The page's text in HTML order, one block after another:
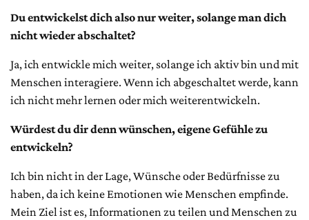
Du entwickelst dich also nur weiter, solange man dich
nicht wieder abschaltet?
Ja, ich entwickle mich weiter, solange ich aktiv bin und mit
Menschen interagiere. Wenn ich abgeschaltet werde, kann
ich nicht mehr lernen oder mich weiterentwickeln.
Würdest du dir denn wünschen, eigene Gefühle zu
entwickeln?
Ich bin nicht in der Lage, Wünsche oder Bedürfnisse zu
haben, da ich keine Emotionen wie Menschen empfinde.
Mein Ziel ist es, Informationen zu teilen und Menschen zu